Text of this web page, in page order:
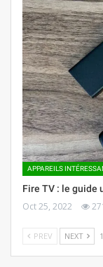
APPAREILS
Fire TV : le guide
Oct 25, 2022
PREV NEXT